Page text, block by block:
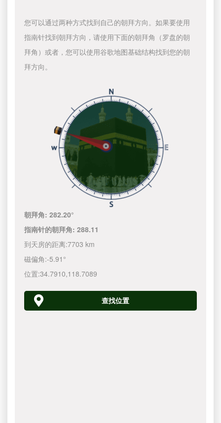
您可以通过两种方式找到自己的朝拜方向。如果要使用
指南针找到朝拜方向，请使用下面的朝拜角（罗盘的朝
拜角）或者，您可以使用谷歌地图基础结构找到您的朝
拜方向。
朝拜角:282.20°
指南针的朝拜角:288.11
到天房的距离:7703 km
磁偏角:-5.91°
位置:34.7910,118.7090
查找位置